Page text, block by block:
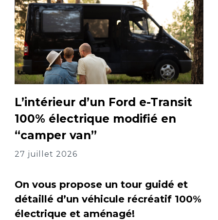
L’intérieur d’un Ford e-Transit
100% électrique modifié en
“camper van”
27 juillet 2026
On vous propose un tour guidé et
détaillé d’un véhicule récréatif 100%
électrique et aménagé!